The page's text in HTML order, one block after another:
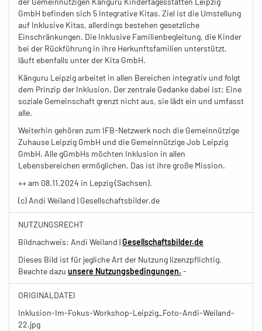
GmbH befinden sich 5 Integrative Kitas. Ziel ist die Umstellung
auf Inklusive Kitas, allerdings bestehen gesetzliche
Einschränkungen. Die Inklusive Familienbegleitung, die Kinder
bei der Rückführung in ihre Herkunftsfamilien unterstützt,
läuft ebenfalls unter der Kita GmbH.
Känguru Leipzig arbeitet in allen Bereichen integrativ und folgt
dem Prinzip der Inklusion. Der zentrale Gedanke dabei ist: Eine
soziale Gemeinschaft grenzt nicht aus, sie lädt ein und umfasst
alle.
Weiterhin gehören zum IFB-Netzwerk noch die Gemeinnützige
Zuhause Leipzig GmbH und die Gemeinnützige Job Leipzig
GmbH. Alle gGmbHs möchten Inklusion in allen
Lebensbereichen ermöglichen. Das ist ihre große Mission.
++ am 08.11.2024 in Lepzig (Sachsen).
(c) Andi Weiland | Gesellschaftsbilder.de
NUTZUNGSRECHT
Bildnachweis: Andi Weiland |Gesellschaftsbilder.de
Dieses Bild ist für jegliche Art der Nutzung lizenzpflichtig.
Beachte dazu unsere Nutzungsbedingungen. -
ORIGINALDATEI
Inklusion-Im-Fokus-Workshop-Leipzig_Foto-Andi-Weiland-
22.jpg